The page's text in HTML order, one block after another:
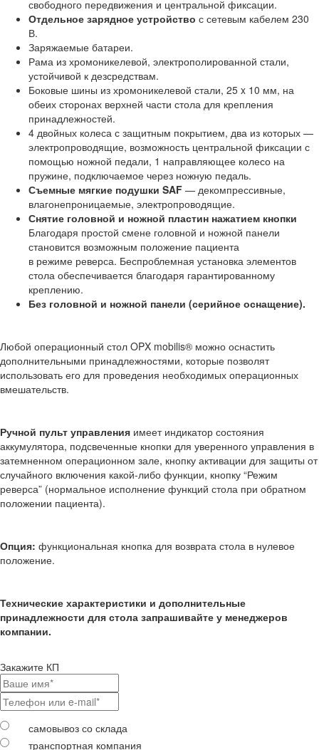
свободного передвижения и центральной фиксации.
Отдельное зарядное устройство с сетевым кабелем 230
В.
Заряжаемые батареи.
Рама из хромоникелевой, электрополированной стали,
устойчивой к дезсредствам.
Боковые шины из хромоникелевой стали, 25 x 10 мм, на
обеих сторонах верхней части стола для крепления
принадлежностей.
4 двойных колеса с защитным покрытием, два из которых —
электропроводящие, возможность центральной фиксации с
помощью ножной педали, 1 направляющее колесо на
пружине, подключаемое через ножную педаль.
Съемные мягкие подушки SAF — декомпрессивные,
влагонепроницаемые, электропроводящие.
Снятие головной и ножной пластин нажатием кнопки
Благодаря простой смене головной и ножной панели
становится возможным положение пациента
в режиме реверса. Беспроблемная установка элементов
стола обеспечивается благодаря гарантированному
креплению.
Без головной и ножной панели (серийное оснащение).
Любой операционный стол OPX mobilis® можно оснастить
дополнительными принадлежностями, которые позволят
использовать его для проведения необходимых операционных
вмешательств.
Ручной пульт управления имеет индикатор состояния
аккумулятора, подсвеченные кнопки для уверенного управления в
затемненном операционном зале, кнопку активации для защиты от
случайного включения какой-либо функции, кнопку “Режим
реверса” (нормальное исполнение функций стола при обратном
положении пациента).
Опция: функциональная кнопка для возврата стола в нулевое
положение.
Технические характеристики и дополнительные
принадлежности для стола запрашивайте у менеджеров
компании.
Закажите КП
самовывоз со склада
транспортная компания